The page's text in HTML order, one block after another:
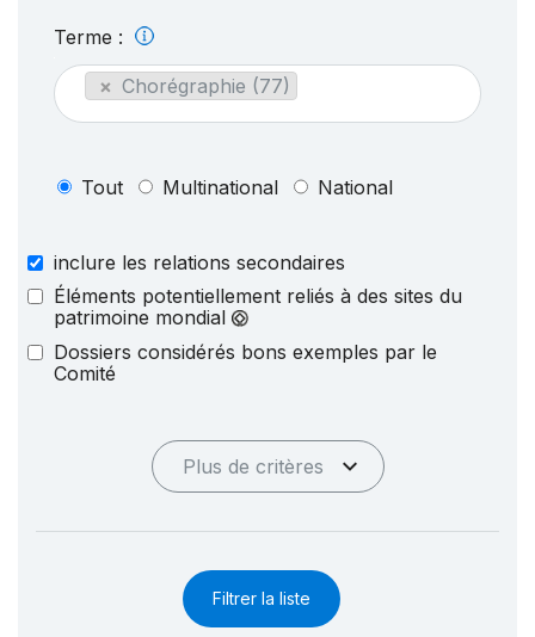
Terme :
× Chorégraphie (77)
Tout Multinational National
inclure les relations secondaires
Éléments potentiellement reliés à des sites du
patrimoine mondial
Dossiers considérés bons exemples par le
Comité
Plus de critères
Filtrer la liste